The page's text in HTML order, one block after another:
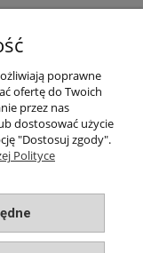
poprawne
ofertę do Twoich
przez nas
dostosować użycie
"Dostosuj zgody".
Polityce